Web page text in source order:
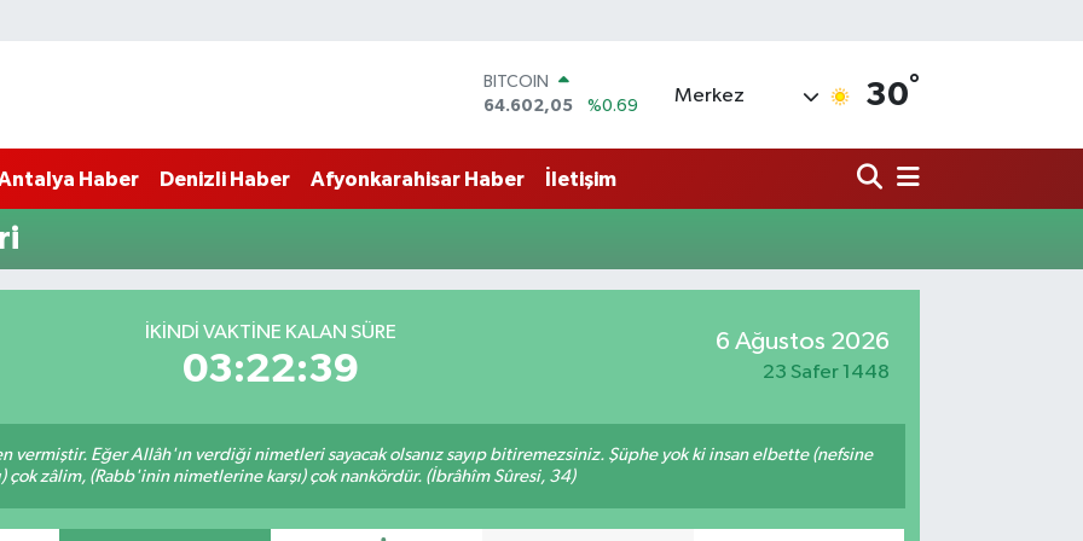
BITCOIN
64.602,05
%0.69
EURO
Merkez 30°
Haber Denizli Haber Afyonkarahisar Haber İletişim
İKINDI VAKTINE KALAN SÜRE
03:22:38
6 Ağustos 2026
23 Safer 1448
vermiştir. Eğer Allâh'ın verdiği nimetleri sayacak olsanız sayıp bitiremezsiniz. Şüphe yok ki insan elbette (nefsine
çok zâlim, (Rabb'inin nimetlerine karşı) çok nankördür. (İbrâhîm Sûresi, 34)